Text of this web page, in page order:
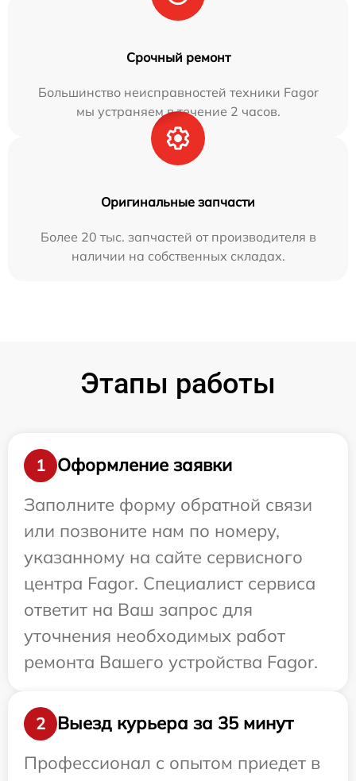
Срочный ремонт
Большинство неисправностей техники Fagor
мы устраняем в течение 2 часов.
Оригинальные запчасти
Более 20 тыс. запчастей от производителя в
наличии на собственных складах.
Этапы работы
1
Оформление заявки
Заполните форму обратной связи
или позвоните нам по номеру,
указанному на сайте сервисного
центра Fagor. Специалист сервиса
ответит на Ваш запрос для
уточнения необходимых работ
ремонта Вашего устройства Fagor.
2
Выезд курьера за 35 минут
Профессионал с опытом приедет в